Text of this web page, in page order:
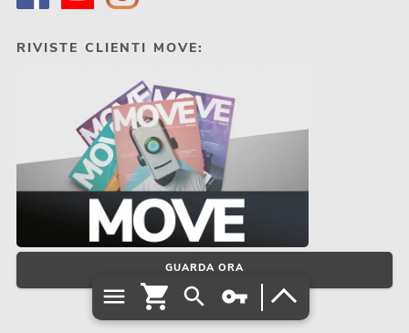
RIVISTE CLIENTI MOVE:
GUARDA ORA